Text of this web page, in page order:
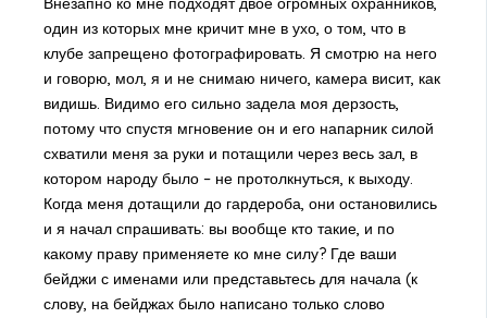
один из которых мне кричит мне в ухо, о том, что в
клубе запрещено фотографировать. Я смотрю на него
и говорю, мол, я и не снимаю ничего, камера висит, как
видишь. Видимо его сильно задела моя дерзость,
потому что спустя мгновение он и его напарник силой
схватили меня за руки и потащили через весь зал, в
котором народу было – не протолкнуться, к выходу.
Когда меня дотащили до гардероба, они остановились
и я начал спрашивать: вы вообще кто такие, и по
какому праву применяете ко мне силу? Где ваши
бейджи с именами или представьтесь для начала (к
слову, на бейджах было написано только слово